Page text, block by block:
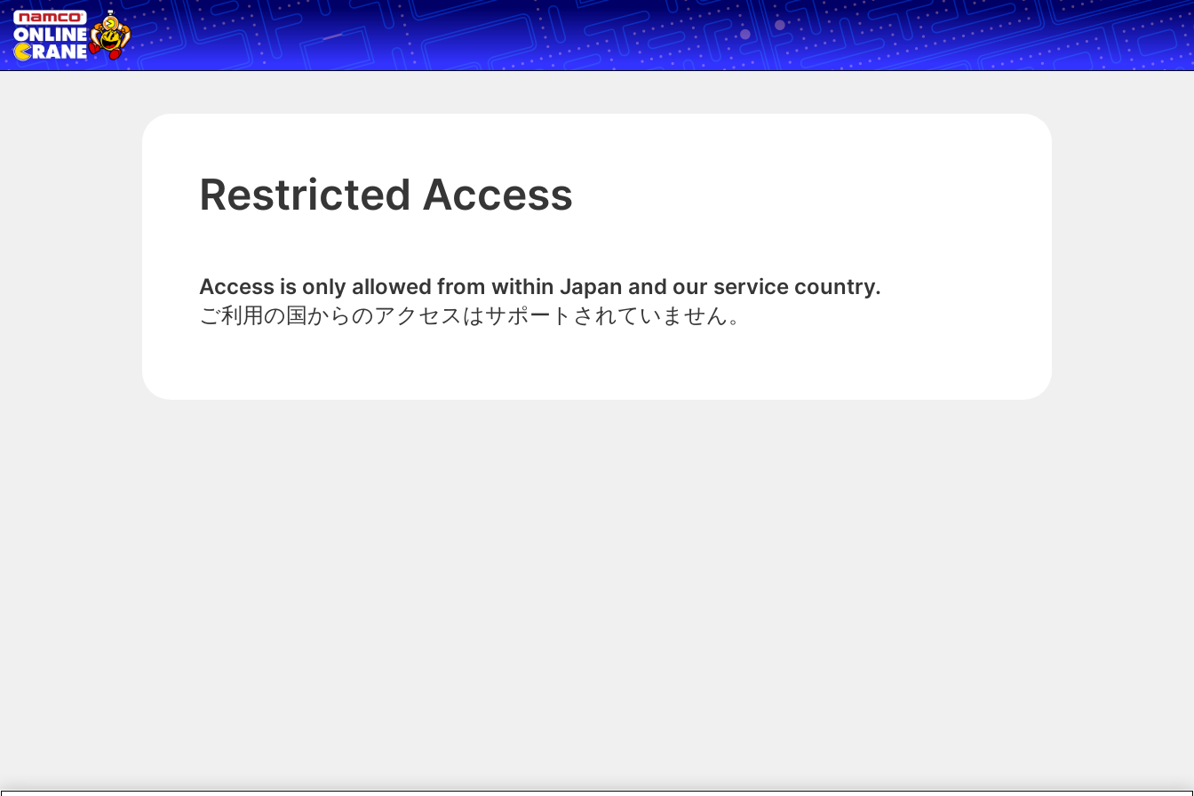
Restricted Access
Access is only allowed from within Japan and our service country.
ご利用の国からのアクセスはサポートされていません。